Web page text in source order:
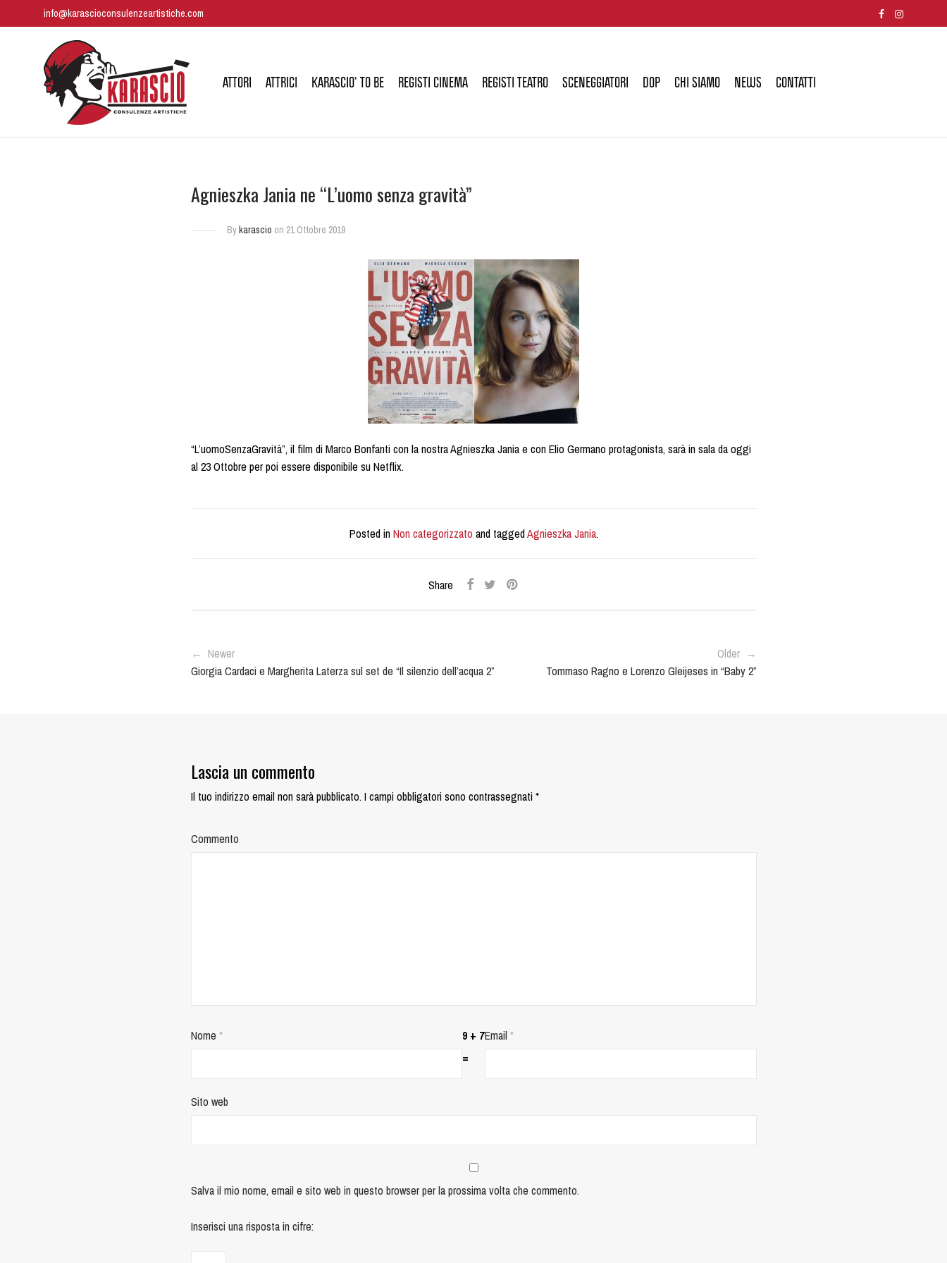
info@karascioconsulenzeartistiche.com
ATTORI ATTRICI KARASCIO’ TO BE REGISTI CINEMA REGISTI TEATRO SCENEGGIATORI DOP CHI SIAMO NEWS CONTATTI
Agnieszka Jania ne “L’uomo senza gravità”
Bykarascio on 21 Ottobre 2019
“L’uomoSenzaGravità”, il film di Marco Bonfanti con la nostra Agnieszka Jania e con Elio Germano protagonista, sarà in sala da oggi
al 23 Ottobre per poi essere disponibile su Netflix.
Posted inNon categorizzato and taggedAgnieszka Jania.
Share
← Newer
Giorgia Cardaci e Margherita Laterza sul set de “Il silenzio dell’acqua 2”
Older →
Tommaso Ragno e Lorenzo Gleijeses in “Baby 2”
Lascia un commento
Il tuo indirizzo email non sarà pubblicato.I campi obbligatori sono contrassegnati*
Commento
Nome * Email *
Sito web
Salva il mio nome, email e sito web in questo browser per la prossima volta che commento.
Inserisci una risposta in cifre:
9 + 7
=